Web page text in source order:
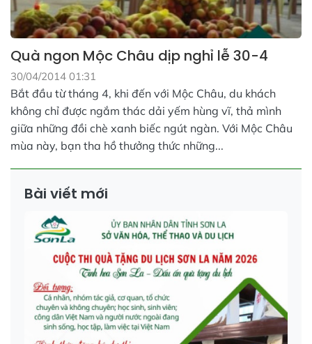
Quà ngon Mộc Châu dịp nghỉ lễ 30-4
30/04/2014 01:31
Bắt đầu từ tháng 4, khi đến với Mộc Châu, du khách
không chỉ được ngắm thác dải yếm hùng vĩ, thả mình
giữa những đồi chè xanh biếc ngút ngàn. Với Mộc Châu
mùa này, bạn tha hồ thưởng thức những...
Bài viết mới